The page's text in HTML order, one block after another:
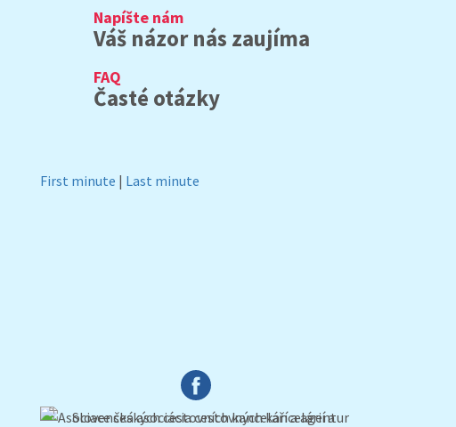
Napíšte nám
Váš názor nás zaujíma
FAQ
Časté otázky
First minute | Last minute